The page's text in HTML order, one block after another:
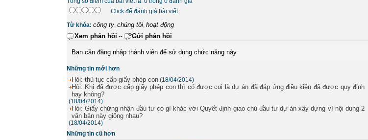
Click để đánh giá bài viết
Từ khóa: công ty, chúng tôi, hoạt động
Xem phản hồi -- Gửi phản hồi
Bạn cần đăng nhập thành viên để sử dụng chức năng này
Những tin mới hơn
Hỏi: thủ tục cấp giấy phép con (18/04/2014)
Hỏi: Khi đã được cấp giấy phép con thì có được coi là dự án đã đáp ứng điều kiện đã được quy định
hay không?
(18/04/2014)
Hỏi: Giấy chứng nhận đầu tư có gì khác với Quyết định giao chủ đầu tư dự án xây dựng vì nội dung 2
văn bản này giống nhau?
(18/04/2014)
Những tin cũ hơn